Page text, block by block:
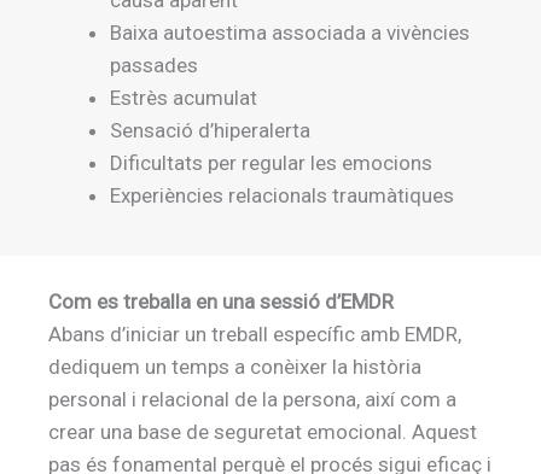
Baixa autoestima associada a vivències
passades
Estrès acumulat
Sensació d’hiperalerta
Dificultats per regular les emocions
Experiències relacionals traumàtiques
Com es treballa en una sessió d’EMDR
Abans d’iniciar un treball específic amb EMDR,
dediquem un temps a conèixer la història
personal i relacional de la persona, així com a
crear una base de seguretat emocional. Aquest
pas és fonamental perquè el procés sigui eficaç i